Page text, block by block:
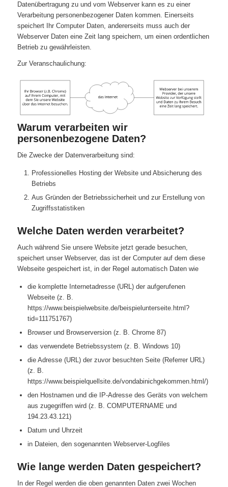
Datenübertragung zu und vom Webserver kann es zu einer
Verarbeitung personenbezogener Daten kommen. Einerseits
speichert Ihr Computer Daten, andererseits muss auch der
Webserver Daten eine Zeit lang speichern, um einen ordentlichen
Betrieb zu gewährleisten.
Zur Veranschaulichung:
Warum verarbeiten wir
personenbezogene Daten?
Die Zwecke der Datenverarbeitung sind:
Professionelles Hosting der Website und Absicherung des
Betriebs
Aus Gründen der Betriebssicherheit und zur Erstellung von
Zugriffsstatistiken
Welche Daten werden verarbeitet?
Auch während Sie unsere Website jetzt gerade besuchen,
speichert unser Webserver, das ist der Computer auf dem diese
Webseite gespeichert ist, in der Regel automatisch Daten wie
die komplette Internetadresse (URL) der aufgerufenen
Webseite (z. B.
https://www.beispielwebsite.de/beispielunterseite.html?
tid=111751767)
Browser und Browserversion (z. B. Chrome 87)
das verwendete Betriebssystem (z. B. Windows 10)
die Adresse (URL) der zuvor besuchten Seite (Referrer URL)
(z. B.
https://www.beispielquellsite.de/vondabinichgekommen.html/)
den Hostnamen und die IP-Adresse des Geräts von welchem
aus zugegriffen wird (z. B. COMPUTERNAME und
194.23.43.121)
Datum und Uhrzeit
in Dateien, den sogenannten Webserver-Logfiles
Wie lange werden Daten gespeichert?
In der Regel werden die oben genannten Daten zwei Wochen